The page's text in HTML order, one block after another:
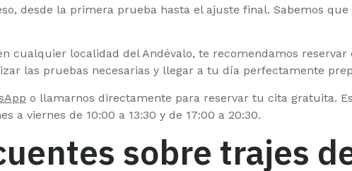
desde la primera prueba hasta el ajuste final. Sabemos
cualquier localidad del Andévalo, te recomendamos reservar
las pruebas necesarias y llegar a tu día perfectamente
o llamarnos directamente para reservar tu cita gratuita.
a viernes de 10:00 a 13:30 y de 17:00 a 20:30.
sobre trajes